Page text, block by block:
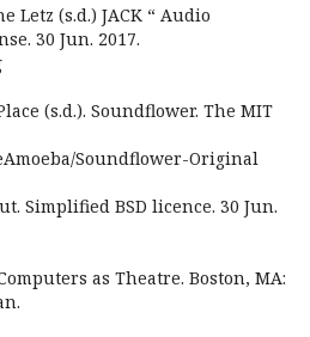
Letz (s.d.) JACK “ Audio
30 Jun. 2017.
(s.d.). Soundflower. The MIT
Soundflower-Original
Simplified BSD licence. 30 Jun.
as Theatre. Boston, MA: